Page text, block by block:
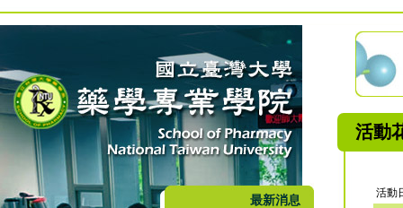
最新消息
活動
活動